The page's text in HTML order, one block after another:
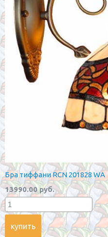
Бра тиффани RCN 201828 WA
13990.00 руб.